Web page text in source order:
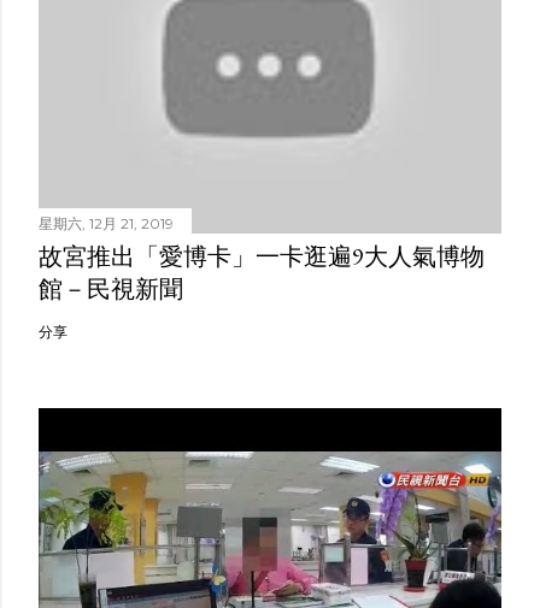
星期六, 12月 21, 2019
故宮推出「愛博卡」一卡逛遍9大人氣博物
館－民視新聞
分享